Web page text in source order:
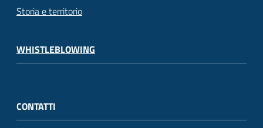
Storia e territorio
WHISTLEBLOWING
CONTATTI